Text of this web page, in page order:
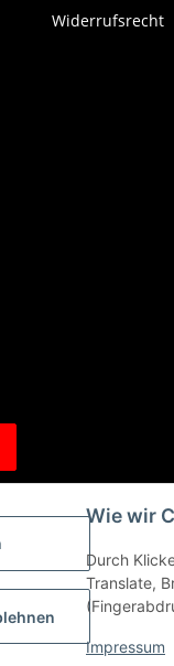
Wie wir
Durch
Translate,
Impressum
Widerrufsrecht